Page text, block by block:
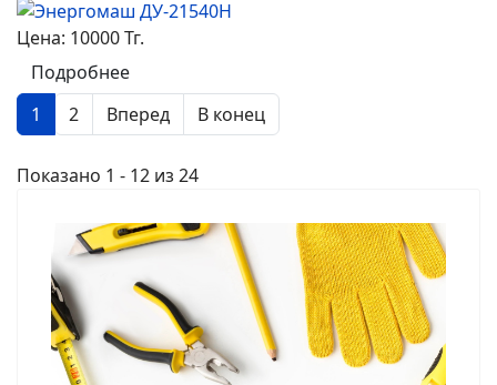
Цена: 10000 Тг.
Подробнее
1
2 Вперед В конец
Показано 1 - 12 из 24